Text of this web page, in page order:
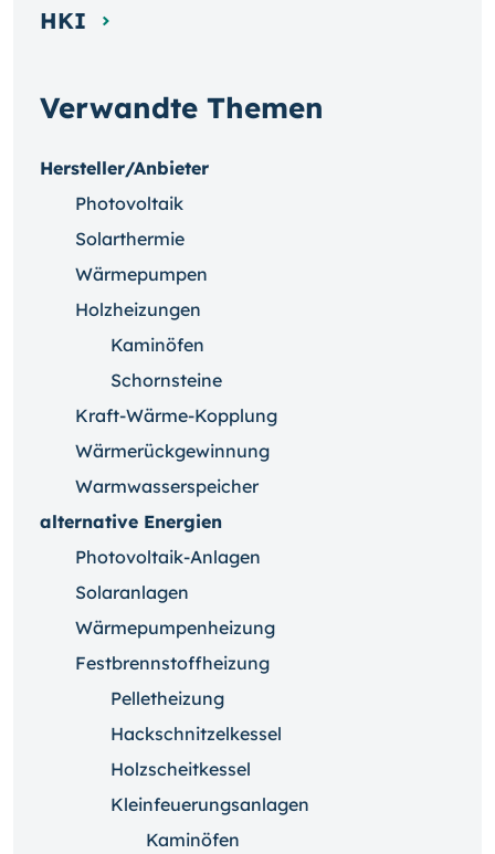
Verwandte Themen
Hersteller/Anbieter
Photovoltaik
Solarthermie
Wärmepumpen
Holzheizungen
Kaminöfen
Schornsteine
Kraft-Wärme-Kopplung
Wärmerückgewinnung
Warmwasserspeicher
alternative Energien
Photovoltaik-Anlagen
Solaranlagen
Wärmepumpenheizung
Festbrennstoffheizung
Pelletheizung
Hackschnitzelkessel
Holzscheitkessel
Kleinfeuerungsanlagen
Kaminöfen
HKI